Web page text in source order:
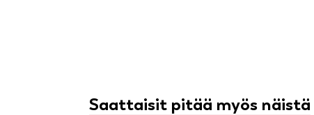
Saattaisit pitää myös näistä